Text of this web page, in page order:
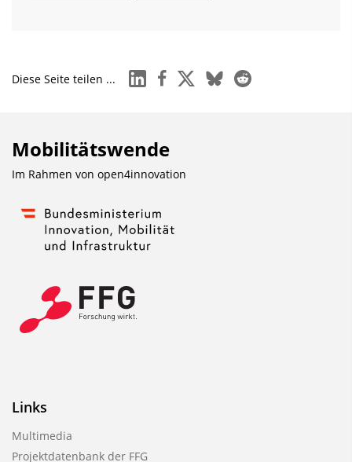
Diese Seite teilen ... linkedinfacebook
x blueskyreddit
Mobilitätswende
Im Rahmen von open4innovation
Links
Multimedia
Projektdatenbank der FFG